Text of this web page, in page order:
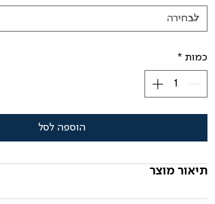
כמות *
הוספה לסל
תיאור מוצר